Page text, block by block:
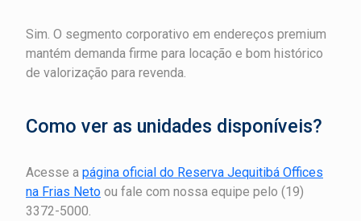
Sim. O segmento corporativo em endereços premium
mantém demanda firme para locação e bom histórico
de valorização para revenda.
Como ver as unidades disponíveis?
Acesse a página oficial do Reserva Jequitibá Offices
na Frias Neto ou fale com nossa equipe pelo (19)
3372-5000.